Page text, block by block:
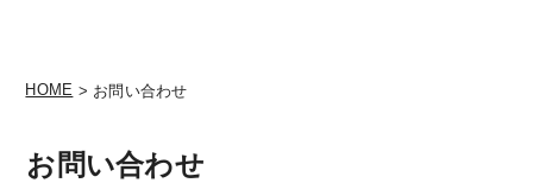
HOME > お問い合わせ
お問い合わせ